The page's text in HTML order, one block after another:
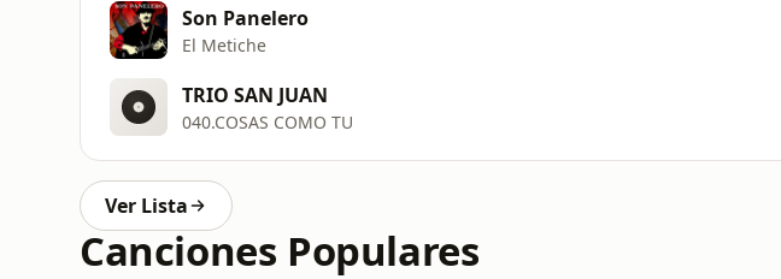
Son Panelero
El Metiche
TRIO SAN JUAN
040.COSAS COMO TU
Ver Lista
Canciones Populares